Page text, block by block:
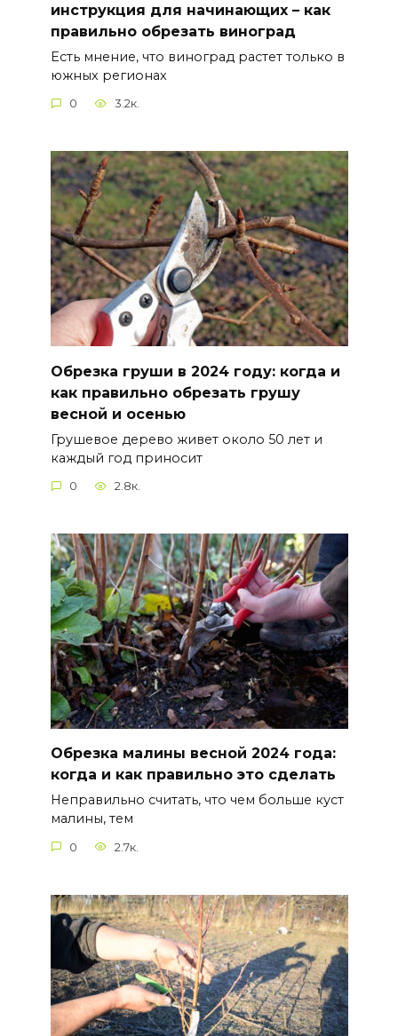
инструкция для начинающих – как
правильно обрезать виноград
Есть мнение, что виноград растет только в
южных регионах
0 3.2к.
Обрезка груши в 2024 году: когда и
как правильно обрезать грушу
весной и осенью
Грушевое дерево живет около 50 лет и
каждый год приносит
0 2.8к.
Обрезка малины весной 2024 года:
когда и как правильно это сделать
Неправильно считать, что чем больше куст
малины, тем
0 2.7к.